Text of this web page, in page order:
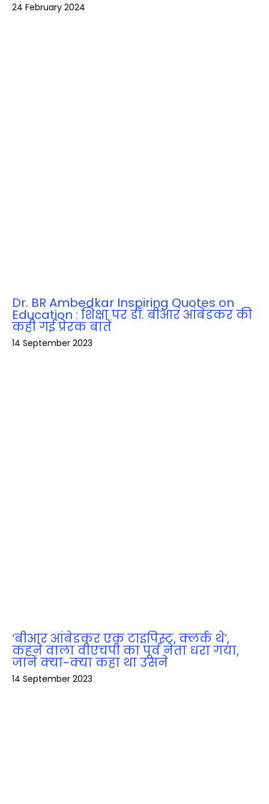
24 February 2024
Dr. BR Ambedkar Inspiring Quotes on
Education : शिक्षा पर डॉ. बीआर आंबेडकर की
कही गई प्रेरक बातें
14 September 2023
‘बीआर आंबेडकर एक टाइपिस्ट, क्लर्क थे’,
कहने वाला वीएचपी का पूर्व नेता धरा गया,
जानें क्‍या-क्‍या कहा था उसने
14 September 2023